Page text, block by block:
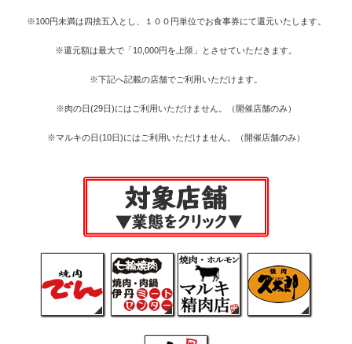
※100円未満は四捨五入とし、１００円単位でお食事券にて還元いたします。
※還元額は最大で「10,000円を上限」とさせていただきます。
※下記へ記載の店舗でご利用いただけます。
※肉の日(29日)にはご利用いただけません。（開催店舗のみ）
※マルキの日(10日)にはご利用いただけません。（開催店舗のみ）